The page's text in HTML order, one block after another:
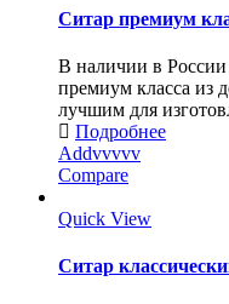
Ситар премиум
В наличии в
премиум класса из
лучшим для
Подробнее
Addvvvvv
Compare
Quick View
Ситар